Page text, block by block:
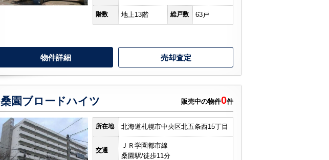
階数 地上13階 総戸数 63戸
物件詳細 売却査定
桑園ブロードハイツ 販売中の物件0件
所在地 北海道札幌市中央区北五条西15丁目
交通
ＪＲ学園都市線
桑園駅/徒歩11分